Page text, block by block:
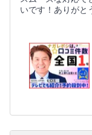
いです！ありがと